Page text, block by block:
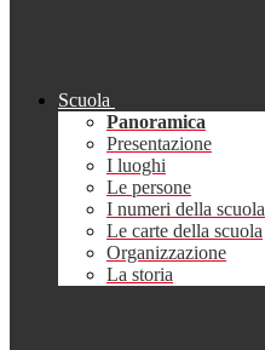
Scuola
Panoramica
Presentazione
I luoghi
Le persone
I numeri della scuola
Le carte della scuola
Organizzazione
La storia